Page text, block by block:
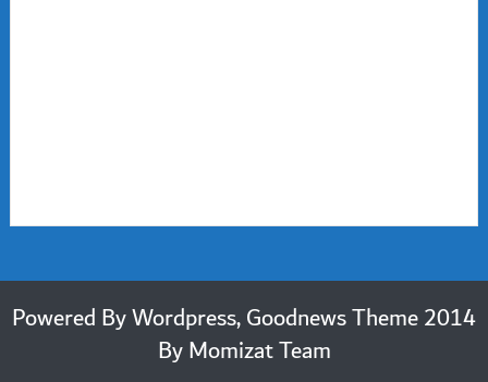
2014 Powered By Wordpress, Goodnews Theme
ByMomizat Team